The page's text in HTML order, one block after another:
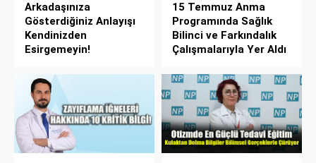
Arkadaşınıza
Gösterdiğiniz Anlayışı
Kendinizden
Esirgemeyin!
15 Temmuz Anma
Programında Sağlık
Bilinci ve Farkındalık
Çalışmalarıyla Yer Aldı